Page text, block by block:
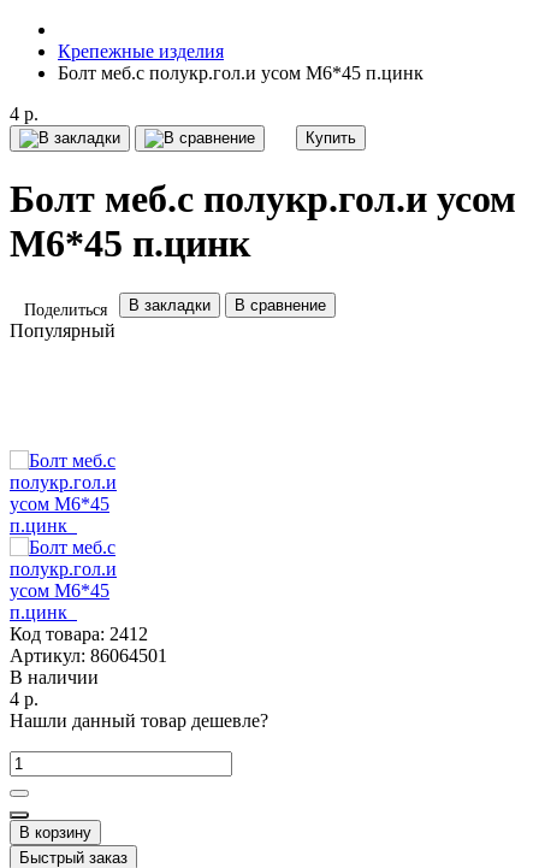
Крепежные изделия
Болт меб.с полукр.гол.и усом М6*45 п.цинк
4 р.
Купить
Болт меб.с полукр.гол.и усом
М6*45 п.цинк
Поделиться В закладки В сравнение
Популярный
Код товара: 2412
Артикул: 86064501
В наличии
4 р.
Нашли данный товар дешевле?
В корзину
Быстрый заказ